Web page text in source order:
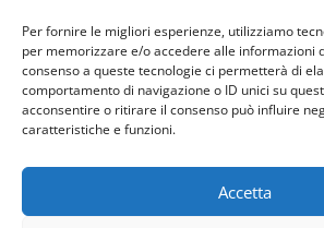
Per fornire le migliori esperienze, utilizziamo
per memorizzare e/o accedere alle informazioni
consenso a queste tecnologie ci permetterà di
comportamento di navigazione o ID unici su
acconsentire o ritirare il consenso può influire
caratteristiche e funzioni.
Accetta